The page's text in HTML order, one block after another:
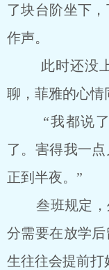
了块台阶坐下
作声。
此时还没上
聊，菲雅的心情
“我都说了
了。害得我一
正到半夜。”
叁班规定，
分需要在放学
生往往会提前打